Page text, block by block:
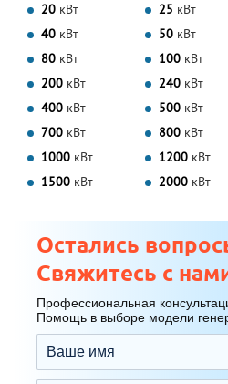
20 кВт 25 кВт
40 кВт 50 кВт
80 кВт 100 кВт
200 кВт 240 кВт
400 кВт 500 кВт
700 кВт 800 кВт
1000 кВт 1200 кВт
1500 кВт 2000 кВт
Остались
Свяжитесь с
Профессиональная
Помощь в выборе модели